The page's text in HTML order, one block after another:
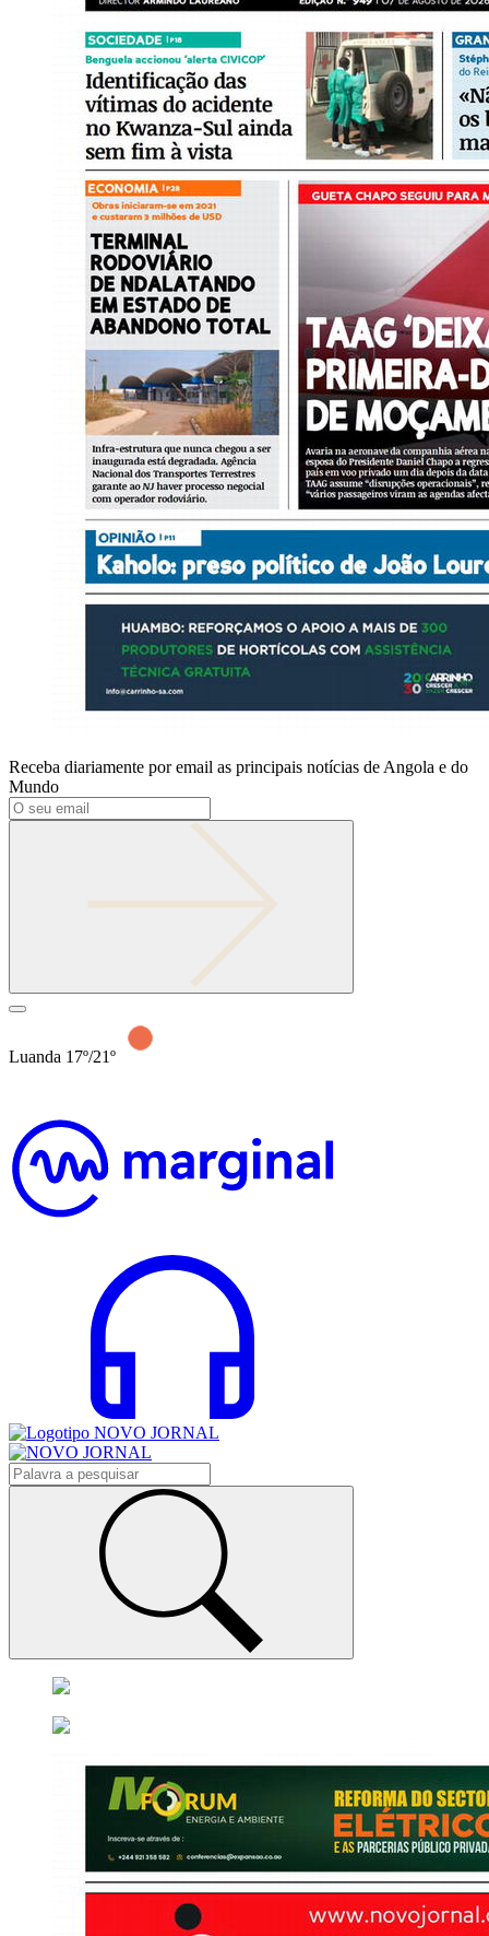
Receba diariamente por email as principais notícias de Angola e do
Mundo
Luanda 17º/21º